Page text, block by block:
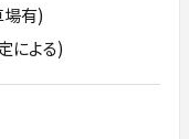
場有)
による)